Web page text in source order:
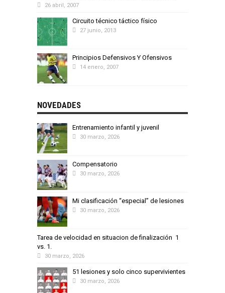
26 abril, 2007
Circuito técnico táctico físico
27 junio, 2013
Principios Defensivos Y Ofensivos
14 enero, 2007
NOVEDADES
Entrenamiento infantil y juvenil
30 marzo, 2026
Compensatorio
30 marzo, 2026
Mi clasificación “especial” de lesiones
30 marzo, 2026
Tarea de velocidad en situacion de finalización 1
vs. 1.
30 marzo, 2026
51 lesiones y solo cinco supervivientes
30 marzo, 2026